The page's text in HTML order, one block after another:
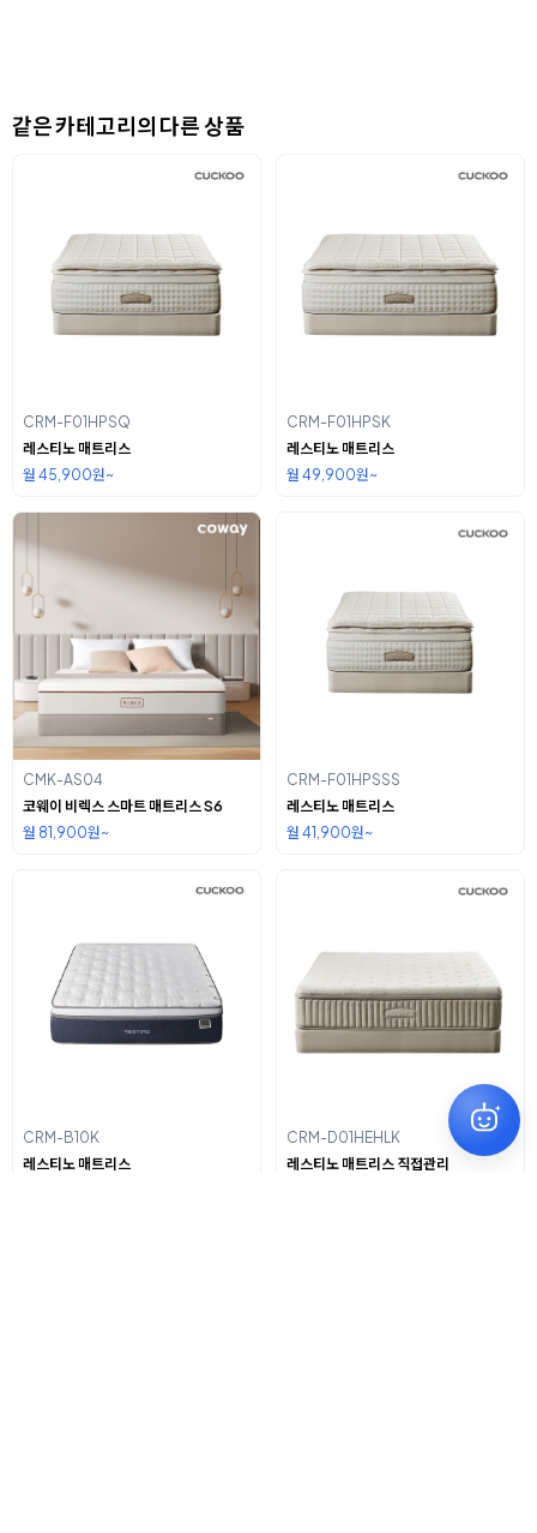
같은 카테고리의 다른 상품
CRM-F01HPSQ
레스티노 매트리스
월 45,900원~
CRM-F01HPSK
레스티노 매트리스
월 49,900원~
CMK-AS04
코웨이 비렉스 스마트 매트리스 S6
월 81,900원~
CRM-F01HPSSS
레스티노 매트리스
월 41,900원~
CRM-B10K
레스티노 매트리스
CRM-D01HEHLK
레스티노 매트리스 직접관리